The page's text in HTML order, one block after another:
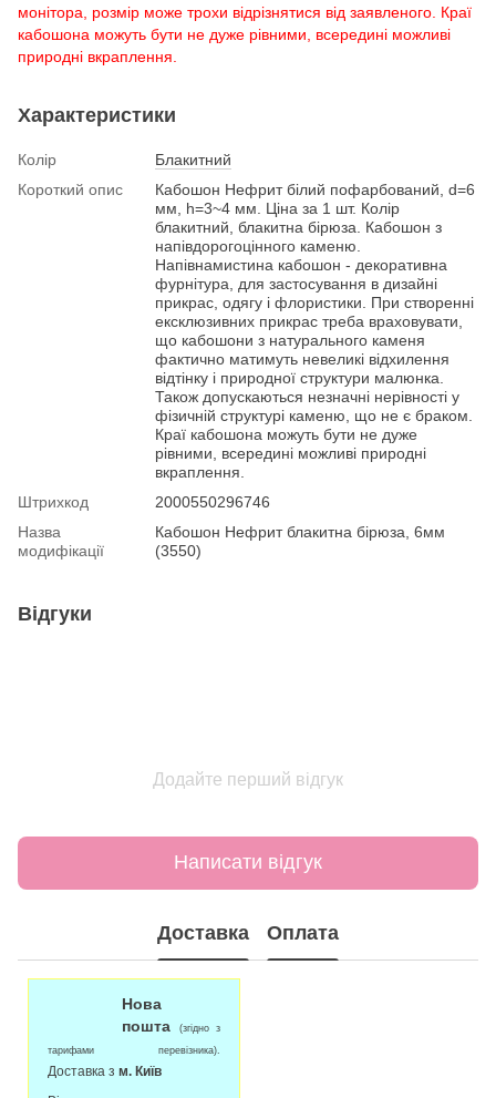
монітора, розмір може трохи відрізнятися від заявленого. Краї
кабошона можуть бути не дуже рівними, всередині можливі
природні вкраплення.
Характеристики
Колір
Блакитний
Короткий опис
Кабошон Нефрит білий пофарбований, d=6
мм, h=3~4 мм. Ціна за 1 шт. Колір
блакитний, блакитна бірюза. Кабошон з
напівдорогоцінного каменю.
Напівнамистина кабошон - декоративна
фурнітура, для застосування в дизайні
прикрас, одягу і флористики. При створенні
ексклюзивних прикрас треба враховувати,
що кабошони з натурального каменя
фактично матимуть невеликі відхилення
відтінку і природної структури малюнка.
Також допускаються незначні нерівності у
фізичній структурі каменю, що не є браком.
Краї кабошона можуть бути не дуже
рівними, всередині можливі природні
вкраплення.
Штрихкод
2000550296746
Назва
модифікації
Кабошон Нефрит блакитна бірюза, 6мм
(3550)
Відгуки
Додайте перший відгук
Написати відгук
Доставка Оплата
Нова
пошта
(згідно з
тарифами перевізника).
Доставка зм. Київ